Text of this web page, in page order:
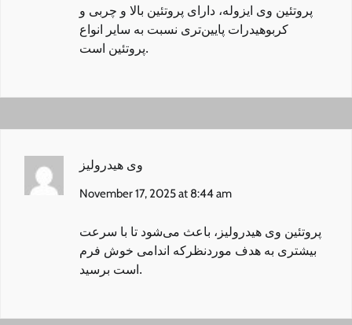
پروتئین وی ایزوله، دارای پروتئین بالا و چربی و
کربوهیدرات پایین‌تری نسبت به سایر انواع
پروتئین است.
وی هیدرولیز
November 17, 2025 at 8:44 am
پروتئین وی هیدرولیز ، باعث می‌شود تا با سرعت
بیشتری به هدف مورد‌نظرکه اندامی خوش فرم
است برسید.